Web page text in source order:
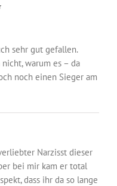
sehr gut gefallen.
warum es – da
noch einen Sieger am
Narzisst dieser
bei mir kam er total
dass ihr da so lange